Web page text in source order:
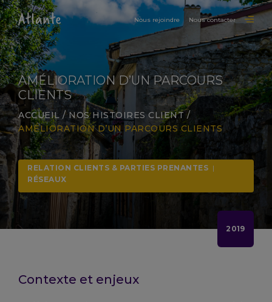
Nous rejoindre Nous contacter
AMÉLIORATION D’UN PARCOURS
CLIENTS
ACCUEIL / NOS HISTOIRES CLIENT /
AMÉLIORATION D’UN PARCOURS CLIENTS
RELATION CLIENTS & PARTIES PRENANTES |
RÉSEAUX
2019
Contexte et enjeux